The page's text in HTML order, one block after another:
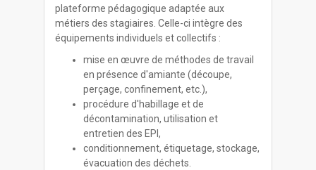
plateforme pédagogique adaptée aux
métiers des stagiaires. Celle-ci intègre des
équipements individuels et collectifs :
mise en œuvre de méthodes de travail
en présence d'amiante (découpe,
perçage, confinement, etc.),
procédure d'habillage et de
décontamination, utilisation et
entretien des EPI,
conditionnement, étiquetage, stockage,
évacuation des déchets.